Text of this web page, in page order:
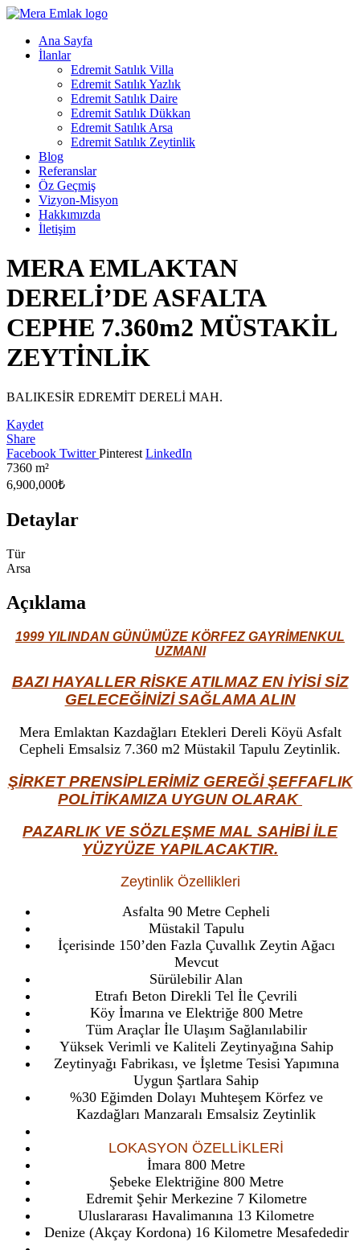
Ana Sayfa
İlanlar
Edremit Satılık Villa
Edremit Satılık Yazlık
Edremit Satılık Daire
Edremit Satılık Dükkan
Edremit Satılık Arsa
Edremit Satılık Zeytinlik
Blog
Referanslar
Öz Geçmiş
Vizyon-Misyon
Hakkımızda
İletişim
MERA EMLAKTAN
DERELİ’DE ASFALTA
CEPHE 7.360m2 MÜSTAKİL
ZEYTİNLİK
BALIKESİR EDREMİT DERELİ MAH.
Kaydet
Share
Facebook TwitterPinterest LinkedIn
7360 m²
6,900,000₺
Detaylar
Tür
Arsa
Açıklama
1999 YILINDAN GÜNÜMÜZE KÖRFEZ GAYRİMENKUL
UZMANI
BAZI HAYALLER RİSKE ATILMAZ EN İYİSİ SİZ
GELECEĞİNİZİ SAĞLAMA ALIN
Mera Emlaktan Kazdağları Etekleri Dereli Köyü Asfalt
Cepheli Emsalsiz 7.360 m2 Müstakil Tapulu Zeytinlik.
ŞİRKET PRENSİPLERİMİZ GEREĞİ ŞEFFAFLIK
POLİTİKAMIZA UYGUN OLARAK
PAZARLIK VE SÖZLEŞME MAL SAHİBİ İLE
YÜZYÜZE YAPILACAKTIR.
Zeytinlik Özellikleri
Asfalta 90 Metre Cepheli
Müstakil Tapulu
İçerisinde 150’den Fazla Çuvallık Zeytin Ağacı
Mevcut
Sürülebilir Alan
Etrafı Beton Direkli Tel İle Çevrili
Köy İmarına ve Elektriğe 800 Metre
Tüm Araçlar İle Ulaşım Sağlanılabilir
Yüksek Verimli ve Kaliteli Zeytinyağına Sahip
Zeytinyağı Fabrikası, ve İşletme Tesisi Yapımına
Uygun Şartlara Sahip
%30 Eğimden Dolayı Muhteşem Körfez ve
Kazdağları Manzaralı Emsalsiz Zeytinlik
LOKASYON ÖZELLİKLERİ
İmara 800 Metre
Şebeke Elektriğine 800 Metre
Edremit Şehir Merkezine 7 Kilometre
Uluslararası Havalimanına 13 Kilometre
Denize (Akçay Kordona) 16 Kilometre Mesafededir